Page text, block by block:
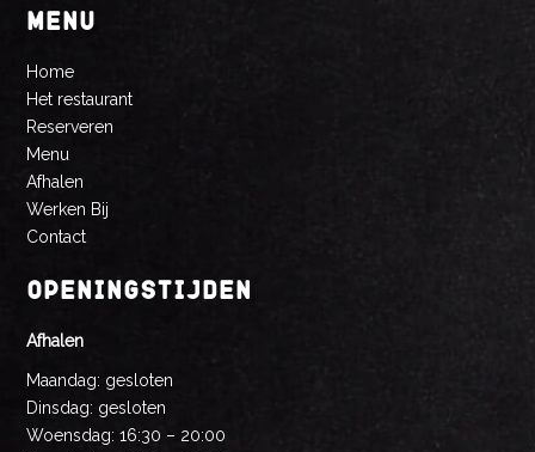
MENU
Home
Het restaurant
Reserveren
Menu
Afhalen
Werken Bij
Contact
OPENINGSTIJDEN
Afhalen
Maandag: gesloten
Dinsdag: gesloten
Woensdag: 16:30 – 20:00